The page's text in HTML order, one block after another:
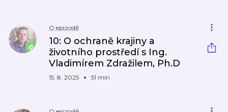
O epizodě
10: O ochraně krajiny a
životního prostředí s Ing.
Vladimírem Zdražilem, Ph.D
15. 8. 2025 51 min